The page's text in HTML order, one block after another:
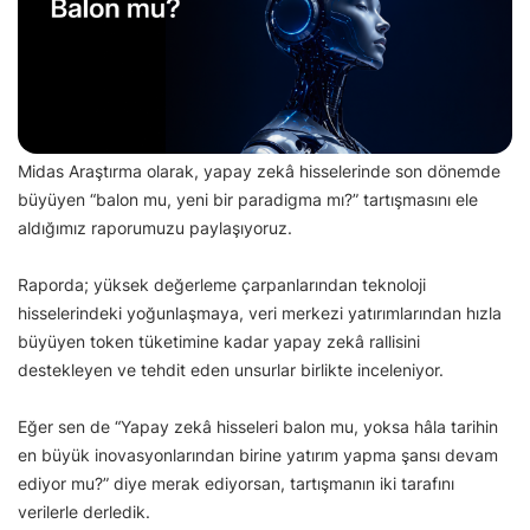
Midas Araştırma olarak, yapay zekâ hisselerinde son dönemde
büyüyen “balon mu, yeni bir paradigma mı?” tartışmasını ele
aldığımız raporumuzu paylaşıyoruz.
Raporda; yüksek değerleme çarpanlarından teknoloji
hisselerindeki yoğunlaşmaya, veri merkezi yatırımlarından hızla
büyüyen token tüketimine kadar yapay zekâ rallisini
destekleyen ve tehdit eden unsurlar birlikte inceleniyor.
Eğer sen de “Yapay zekâ hisseleri balon mu, yoksa hâla tarihin
en büyük inovasyonlarından birine yatırım yapma şansı devam
ediyor mu?” diye merak ediyorsan, tartışmanın iki tarafını
verilerle derledik.